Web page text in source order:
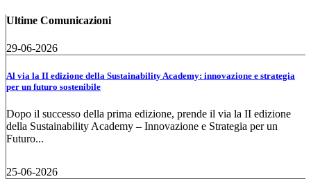
Ultime Comunicazioni
29-06-2026
Al via la II edizione della Sustainability Academy: innovazione e strategia
per un futuro sostenibile
Dopo il successo della prima edizione, prende il via la II edizione
della Sustainability Academy – Innovazione e Strategia per un
Futuro...
25-06-2026